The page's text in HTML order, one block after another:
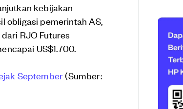
kebijakan
obligasi pemerintah AS,
RJO Futures
US$1.700.
September(Sumber: